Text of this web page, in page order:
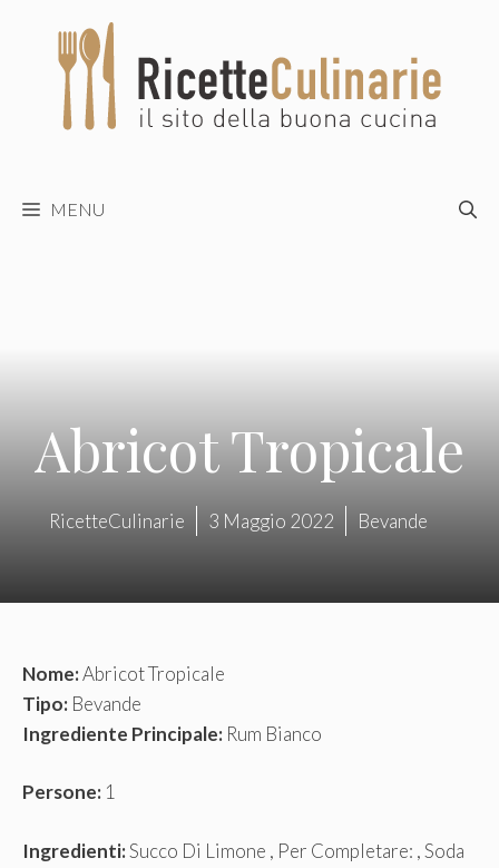
contenuto
MENU
Abricot Tropicale
RicetteCulinarie 3 Maggio 2022 Bevande
Nome:Abricot Tropicale
Tipo: Bevande
Ingrediente Principale: Rum Bianco
Persone: 1
Ingredienti:Succo Di Limone , Per Completare: , Soda